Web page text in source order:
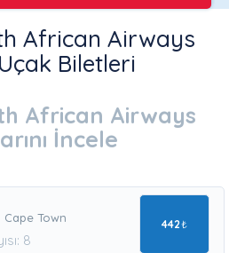
African Airways
Biletleri
African Airways
İncele
Cape Town
8
442₺